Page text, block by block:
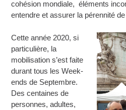
cohésion mondiale, éléments
entendre et assurer la pérennité
Cette année 2020, si
particulière, la
mobilisation s’est faite
durant tous les Week-
ends de Septembre.
Des centaines de
personnes, adultes,